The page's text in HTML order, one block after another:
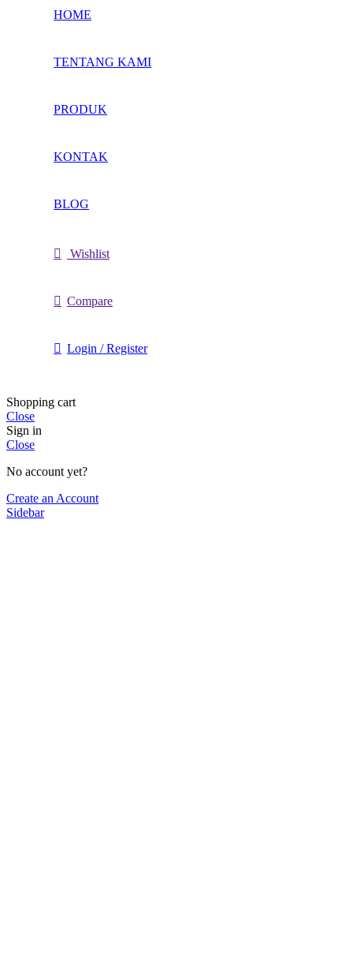
HOME
TENTANG KAMI
PRODUK
KONTAK
BLOG
Wishlist
Compare
Login / Register
Shopping cart
Close
Sign in
Close
No account yet?
Create an Account
Sidebar